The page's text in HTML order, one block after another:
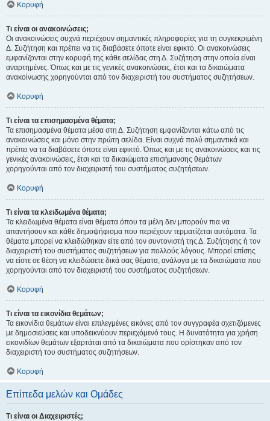
Κορυφή
Τι είναι οι ανακοινώσεις;
Οι ανακοινώσεις συχνά περιέχουν σημαντικές πληροφορίες για τη συγκεκριμένη
Δ. Συζήτηση και πρέπει να τις διαβάσετε όποτε είναι εφικτό. Οι ανακοινώσεις
εμφανίζονται στην κορυφή της κάθε σελίδας στη Δ. Συζήτηση στην οποία είναι
αναρτημένες. Όπως και με τις γενικές ανακοινώσεις, έτσι και τα δικαιώματα
ανακοίνωσης χορηγούνται από τον διαχειριστή του συστήματος συζητήσεων.
Κορυφή
Τι είναι τα επισημασμένα θέματα;
Τα επισημασμένα θέματα μέσα στη Δ. Συζήτηση εμφανίζονται κάτω από τις
ανακοινώσεις και μόνο στην πρώτη σελίδα. Είναι συχνά πολύ σημαντικά και
πρέπει να τα διαβάσετε όποτε είναι εφικτό. Όπως και με τις ανακοινώσεις και τις
γενικές ανακοινώσεις, έτσι και τα δικαιώματα επισήμανσης θεμάτων
χορηγούνται από τον διαχειριστή του συστήματος συζητήσεων.
Κορυφή
Τι είναι τα κλειδωμένα θέματα;
Τα κλειδωμένα θέματα είναι θέματα όπου τα μέλη δεν μπορούν πια να
απαντήσουν και κάθε δημοψήφισμα που περιέχουν τερματίζεται αυτόματα. Τα
θέματα μπορεί να κλειδώθηκαν είτε από τον συντονιστή της Δ. Συζήτησης ή τον
διαχειριστή του συστήματος συζητήσεων για πολλούς λόγους. Μπορεί επίσης
να είστε σε θέση να κλειδώσετε δικά σας θέματα, ανάλογα με τα δικαιώματα που
χορηγούνται από τον διαχειριστή του συστήματος συζητήσεων.
Κορυφή
Τι είναι τα εικονίδια θεμάτων;
Τα εικονίδια θεμάτων είναι επιλεγμένες εικόνες από τον συγγραφέα σχετιζόμενες
με δημοσιεύσεις και υποδεικνύουν περιεχόμενό τους. Η δυνατότητα για χρήση
εικονιδίων θεμάτων εξαρτάται από τα δικαιώματα που ορίστηκαν από τον
διαχειριστή του συστήματος συζητήσεων.
Κορυφή
Επίπεδα μελών και Ομάδες
Τι είναι οι Διαχειριστές;